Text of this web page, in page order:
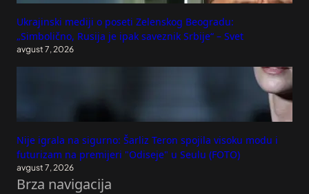
Ukrajinski mediji o poseti Zelenskog Beogradu:
„Simbolično, Rusija je ipak saveznik Srbije“ – Svet
avgust 7, 2026
Nije igrala na sigurno: Šarliz Teron spojila visoku modu i
futurizam na premijeri "Odiseje" u Seulu (FOTO)
avgust 7, 2026
Brza navigacija